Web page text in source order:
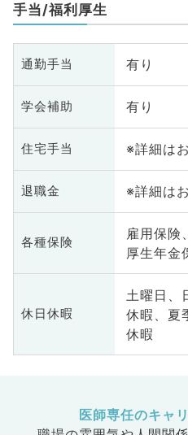
手当/福利厚生
通勤手当 有り
学会補助 有り
住宅手当 ※詳細は
退職金 ※詳細は
各種保険
雇用保険
厚生年金
休日休暇
土曜日、
休暇、夏
休暇
医師専任のキャ